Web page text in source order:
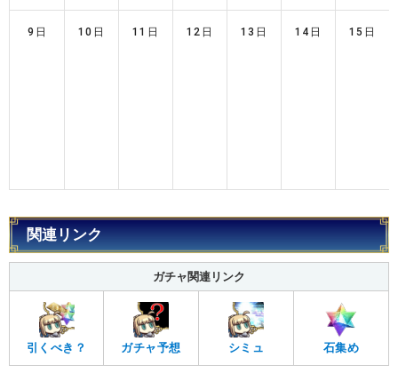
9日 10日 11日 12日 13日 14日 15日
関連リンク
ガチャ関連リンク
引くべき？ ガチャ予想 シミュ 石集め